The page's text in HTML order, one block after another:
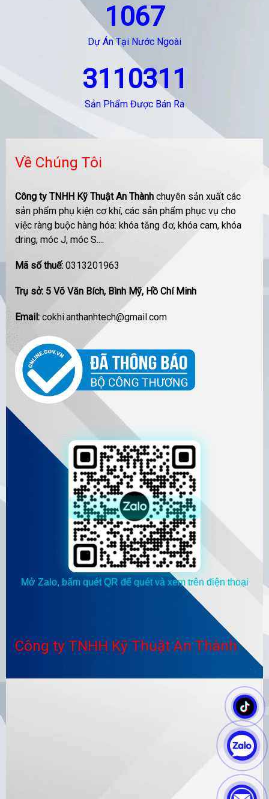
1067
Dự Án Tại Nước Ngoài
3110311
Sản Phẩm Được Bán Ra
Về Chúng Tôi
Công ty TNHH Kỹ Thuật An Thành chuyên sản xuất các
sản phẩm phụ kiện cơ khí, các sản phẩm phục vụ cho
việc ràng buộc hàng hóa: khóa tăng đơ, khóa cam, khóa
dring, móc J, móc S....
Mã số thuế: 0313201963
Trụ sở: 5 Võ Văn Bích, Bình Mỹ, Hồ Chí Minh
Email: cokhi.anthanhtech@gmail.com
Mở Zalo, bấm quét QR để quét và xem trên điện thoại
Công ty TNHH Kỹ Thuật An Thành